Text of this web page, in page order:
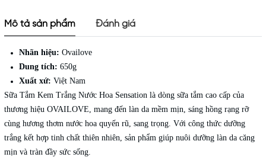
Mô tả sản phẩm Đánh giá
Nhãn hiệu: Ovailove
Dung tích: 650g
Xuất xứ: Việt Nam
Sữa Tắm Kem Trắng Nước Hoa Sensation là dòng sữa tắm cao cấp của
thương hiệu OVAILOVE, mang đến làn da mềm mịn, sáng hồng rạng rỡ
cùng hương thơm nước hoa quyến rũ, sang trọng. Với công thức dưỡng
trắng kết hợp tinh chất thiên nhiên, sản phẩm giúp nuôi dưỡng làn da căng
mịn và tràn đầy sức sống.